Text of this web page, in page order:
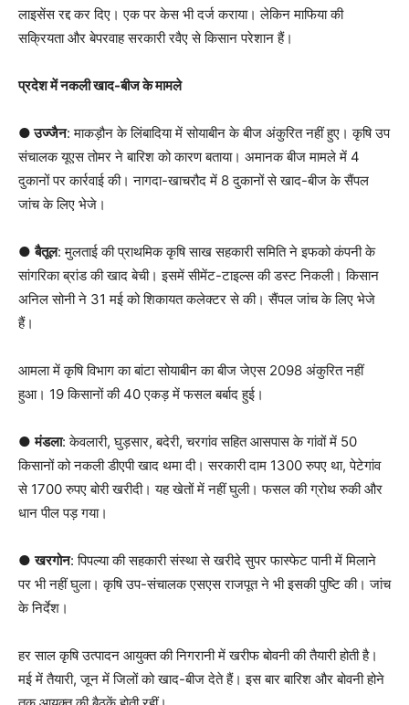
लाइसेंस रद्द कर दिए। एक पर केस भी दर्ज कराया। लेकिन माफिया की
सक्रियता और बेपरवाह सरकारी रवैए से किसान परेशान हैं।
प्रदेश में नकली खाद-बीज के मामले
● उज्जैन: माकड़ौन के लिंबादिया में सोयाबीन के बीज अंकुरित नहीं हुए। कृषि उप
संचालक यूएस तोमर ने बारिश को कारण बताया। अमानक बीज मामले में 4
दुकानों पर कार्रवाई की। नागदा-खाचरौद में 8 दुकानों से खाद-बीज के सैंपल
जांच के लिए भेजे।
●बैतूल: मुलताई की प्राथमिक कृषि साख सहकारी समिति ने इफको कंपनी के
सांगरिका ब्रांड की खाद बेची। इसमें सीमेंट-टाइल्स की डस्ट निकली। किसान
अनिल सोनी ने 31 मई को शिकायत कलेक्टर से की। सैंपल जांच के लिए भेजे
हैं।
आमला में कृषि विभाग का बांटा सोयाबीन का बीज जेएस 2098 अंकुरित नहीं
हुआ। 19 किसानों की 40 एकड़ में फसल बर्बाद हुई।
●मंडला: केवलारी, घुड़सार, बदेरी, चरगांव सहित आसपास के गांवों में 50
किसानों को नकली डीएपी खाद थमा दी। सरकारी दाम 1300 रुपए था, पेटेगांव
से 1700 रुपए बोरी खरीदी। यह खेतों में नहीं घुली। फसल की ग्रोथ रुकी और
धान पील पड़ गया।
●खरगोन: पिपल्या की सहकारी संस्था से खरीदे सुपर फास्फेट पानी में मिलाने
पर भी नहीं घुला। कृषि उप-संचालक एसएस राजपूत ने भी इसकी पुष्टि की। जांच
के निर्देश।
हर साल कृषि उत्पादन आयुक्त की निगरानी में खरीफ बोवनी की तैयारी होती है।
मई में तैयारी, जून में जिलों को खाद-बीज देते हैं। इस बार बारिश और बोवनी होने